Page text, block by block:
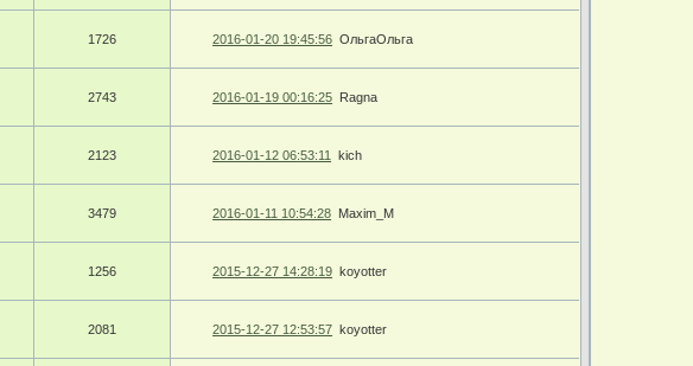
1726 2016-01-20 19:45:56 ОльгаОльга
2743 2016-01-19 00:16:25 Ragna
2123 2016-01-12 06:53:11 kich
3479 2016-01-11 10:54:28 Maxim_M
1256 2015-12-27 14:28:19 koyotter
2081 2015-12-27 12:53:57 koyotter